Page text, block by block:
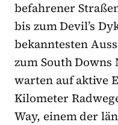
befahrener
bis zum Devil’s
bekanntesten
zum South
warten auf aktive
Kilometer
Way, einem der